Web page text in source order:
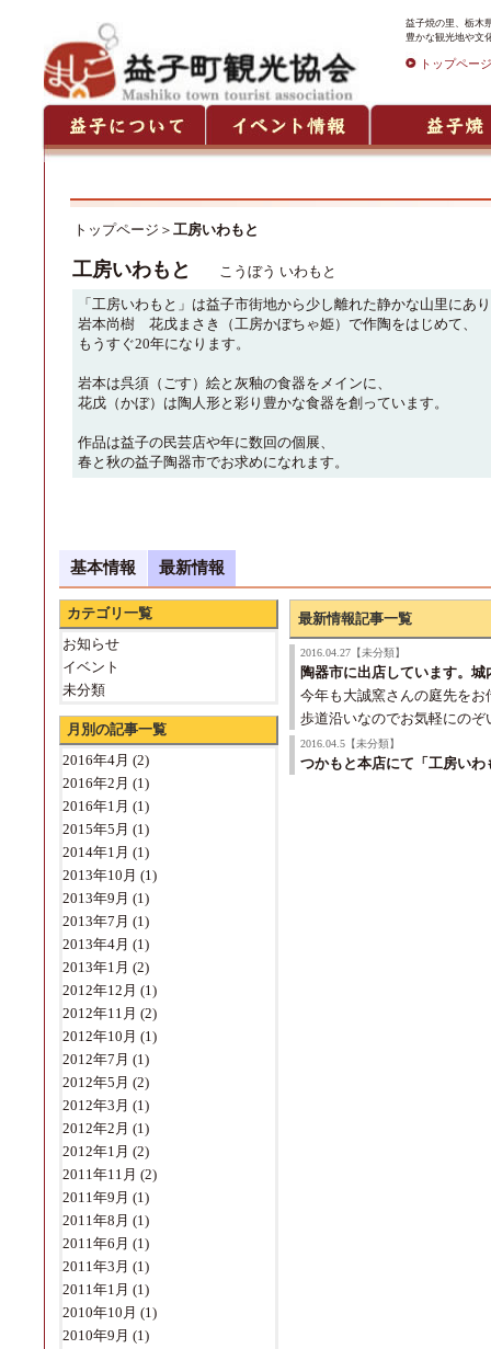
益子焼の里、栃木
豊かな観光地や文
トップページ
トップページ ＞ 工房いわもと
工房いわもと
こうぼう いわもと
「工房いわもと」は益子市街地から少し離れた静かな山里にあ
岩本尚樹 花戊まさき（工房かぼちゃ姫）で作陶をはじめて、
もうすぐ20年になります。
岩本は呉須（ごす）絵と灰釉の食器をメインに、
花戊（かぼ）は陶人形と彩り豊かな食器を創っています。
作品は益子の民芸店や年に数回の個展、
春と秋の益子陶器市でお求めになれます。
基本情報 最新情報
カテゴリ一覧
お知らせ
イベント
未分類
月別の記事一覧
2016年4月 (2)
2016年2月 (1)
2016年1月 (1)
2015年5月 (1)
2014年1月 (1)
2013年10月 (1)
2013年9月 (1)
2013年7月 (1)
2013年4月 (1)
2013年1月 (2)
2012年12月 (1)
2012年11月 (2)
2012年10月 (1)
2012年7月 (1)
2012年5月 (2)
2012年3月 (1)
2012年2月 (1)
2012年1月 (2)
2011年11月 (2)
2011年9月 (1)
2011年8月 (1)
2011年6月 (1)
2011年3月 (1)
2011年1月 (1)
2010年10月 (1)
2010年9月 (1)
最新情報記事一覧
2016.04.27【未分類】
陶器市に出店しています。
今年も大誠窯さんの庭先を
歩道沿いなのでお気軽にの
2016.04.5【未分類】
つかもと本店にて「工房い